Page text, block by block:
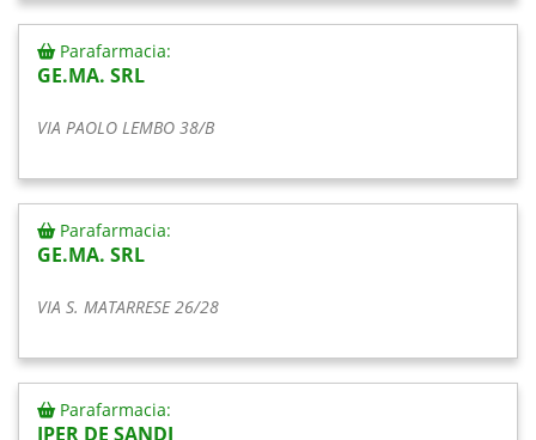
Parafarmacia:
GE.MA. SRL
VIA PAOLO LEMBO 38/B
Parafarmacia:
GE.MA. SRL
VIA S. MATARRESE 26/28
Parafarmacia:
IPER DE SANDI